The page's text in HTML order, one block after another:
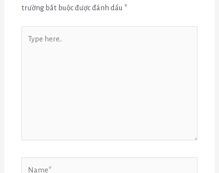
trường bắt buộc được đánh dấu *
here..